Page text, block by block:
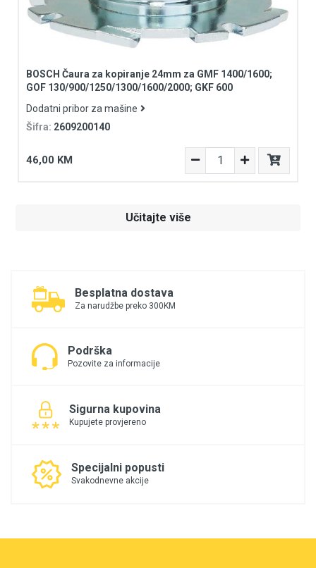
BOSCH Čaura za kopiranje 24mm za GMF 1400/1600;
GOF 130/900/1250/1300/1600/2000; GKF 600
Dodatni pribor za mašine
Šifra: 2609200140
46,00 KM
Učitajte više
Besplatna dostava
Za narudžbe preko 300KM
Podrška
Pozovite za informacije
Sigurna kupovina
Kupujete provjereno
Specijalni popusti
Svakodnevne akcije